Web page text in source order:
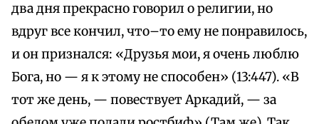
два дня прекрасно говорил о религии, но
вдруг все кончил, что–то ему не понравилось,
и он признался: «Друзья мои, я очень люблю
Бога, но — я к этому не способен» (13:447). «В
тот же день, — повествует Аркадий, — за